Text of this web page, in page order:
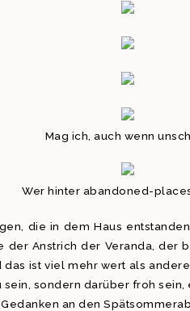
Mag ich, auch wenn
Wer hinter abandoned-
die in dem Haus
der Anstrich der Veranda, der
ist viel mehr wert als
sondern darüber froh sein,
an den